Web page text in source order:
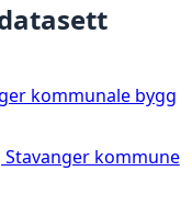
kommunale bygg
Stavanger kommune